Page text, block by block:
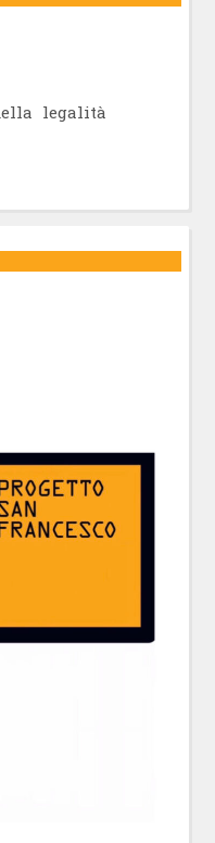
legalità